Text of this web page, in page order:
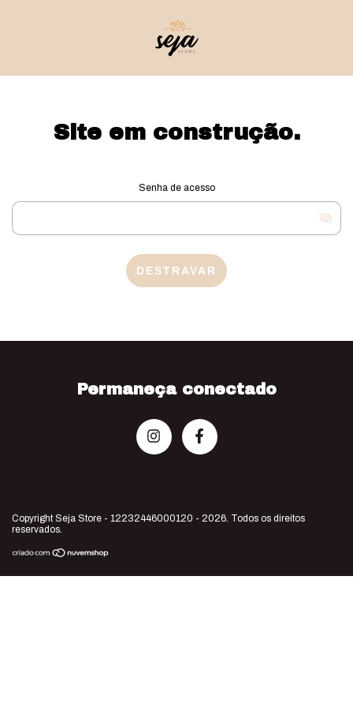
Site em construção.
Senha de acesso
DESTRAVAR
Permaneça conectado
Copyright Seja Store - 12232446000120 - 2026. Todos os direitos
reservados.